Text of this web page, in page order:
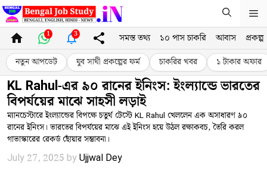
Skip
to
content
1 3 সমস্ত তথ্য ১০ পাস চাকরি আবাস প্রকল্প
নতুন আপডেট যুব সাথী প্রকল্পের ফর্ম চাকরির খবর ১ টাকার অফার
KL Rahul-এর ৯০ রানের ইনিংস: ইংল্যান্ডে ভারতের
বিপর্যয়ের মাঝে সাহসী লড়াই
ম্যানচেস্টারে ইংল্যান্ডের বিপক্ষে চতুর্থ টেস্টে KL Rahul খেললেন এক অসাধারণ ৯০
রানের ইনিংস। ভারতের বিপর্যয়ের মাঝে এই ইনিংস হয়ে উঠল রক্ষাকবচ, তৈরি করল
গাভাস্কারের রেকর্ড ছোঁয়ার সম্ভাবনা।
July 27, 2025 byUjjwal Dey